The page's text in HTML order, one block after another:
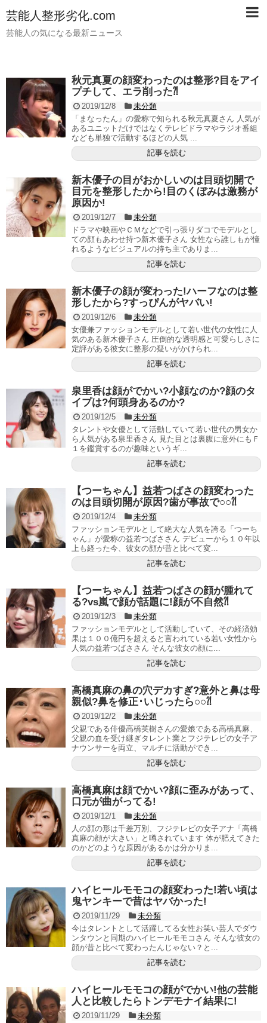
芸能人整形劣化.com
芸能人の気になる最新ニュース
秋元真夏の顔変わったのは整形?目をアイ
プチして、エラ削った⁈
2019/12/8
未分類
「まなったん」の愛称で知られる秋元真夏さん 人気が
あるユニットだけではなくテレビドラマやラジオ番組
なども単独で活動するほどの人気 ...
記事を読む
新木優子の目がおかしいのは目頭切開で
目元を整形したから!目のくぼみは激務が
原因か!
2019/12/7
未分類
ドラマや映画やＣＭなどで引っ張りダコでモデルとし
ての顔もあわせ持つ新木優子さん 女性なら誰しもが憧
れるようなビジュアルの持ち主でありま...
記事を読む
新木優子の顔が変わった!ハーフなのは整
形したから?すっぴんがヤバい!
2019/12/6
未分類
女優兼ファッションモデルとして若い世代の女性に人
気のある新木優子さん 圧倒的な透明感と可愛らしさに
定評がある彼女に整形の疑いがかけられ...
記事を読む
泉里香は顔がでかい?小顔なのか?顔のタ
イプは?何頭身あるのか?
2019/12/5
未分類
タレントや女優として活動していて若い世代の男女か
ら人気がある泉里香さん 見た目とは裏腹に意外にもＦ
１を鑑賞するのが趣味というギ...
記事を読む
【つーちゃん】益若つばさの顔変わった
のは目頭切開が原因?歯が事故で○○⁈
2019/12/4
未分類
ファッションモデルとして絶大な人気を誇る「つーち
ゃん」が愛称の益若つばささん デビューから１０年以
上も経った今、彼女の顔が昔と比べて変...
記事を読む
【つーちゃん】益若つばさの顔が腫れて
る?vs嵐で顔が話題に!顔が不自然⁈
2019/12/3
未分類
ファッションモデルとして活動していて、その経済効
果は１００億円を超えると言われている若い女性から
人気の益若つばささん そんな彼女の顔に...
記事を読む
高橋真麻の鼻の穴デカすぎ?意外と鼻は母
親似?鼻を修正･いじったら○○⁈
2019/12/2
未分類
父親である俳優高橋英樹さんの愛娘である高橋真麻、
父親の血を受け継ぎタレント業とフジテレビの女子ア
ナウンサーを両立、マルチに活動ができ...
記事を読む
高橋真麻は顔でかい?顔に歪みがあって、
口元が曲がってる!
2019/12/1
未分類
人の顔の形は千差万別、フジテレビの女子アナ「高橋
真麻の顔が大きい」と噂されています 体が肥えてきた
のかどのような原因があるかは分かりま...
記事を読む
ハイヒールモモコの顔変わった!若い頃は
鬼ヤンキーで昔はヤバかった!
2019/11/29
未分類
今はタレントとして活躍してる女性お笑い芸人でダウ
ンタウンと同期のハイヒールモモコさん そんな彼女の
顔が昔と比べて変わったんじゃない？と...
記事を読む
ハイヒールモモコの顔がでかい!他の芸能
人と比較したらトンデモナイ結果に!
2019/11/29
未分類